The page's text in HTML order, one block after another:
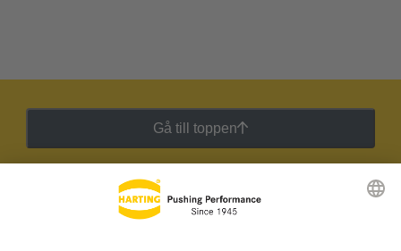
Gå till toppen
HARTING:s nyhetsbrev